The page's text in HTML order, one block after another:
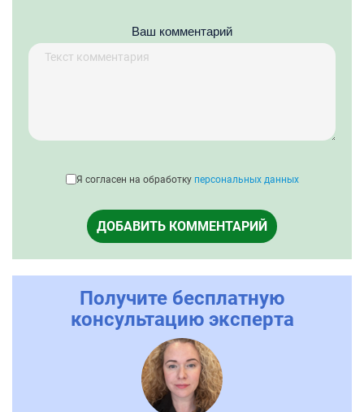
Ваш комментарий
Я согласен на обработку персональных данных
ДОБАВИТЬ КОММЕНТАРИЙ
Получите бесплатную
консультацию эксперта